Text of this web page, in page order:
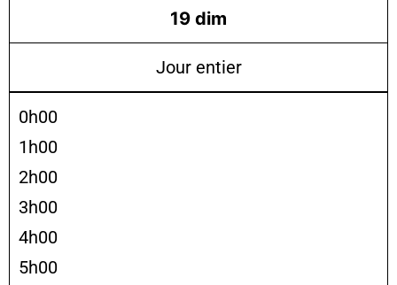
19 dim
Jour entier
0h00
1h00
2h00
3h00
4h00
5h00